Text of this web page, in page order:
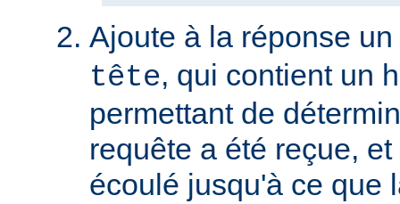
Ajoute à la réponse
tête, qui contient un
permettant de
requête a été reçue,
écoulé jusqu'à ce que